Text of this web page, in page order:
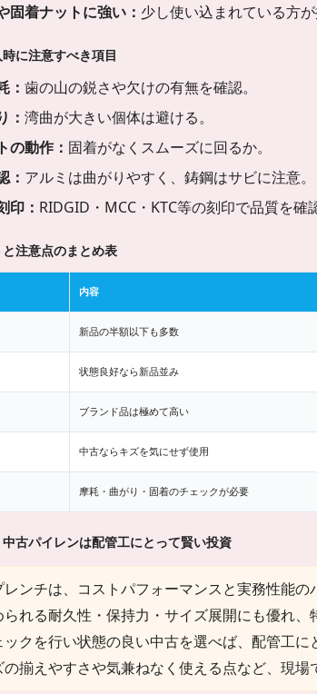
固着ナットに強い： 少し使い込まれている方
に注意すべき項目
：歯の山の鋭さや欠けの有無を確認。
：湾曲が大きい個体は避ける。
の動作： 固着がなくスムーズに回るか。
： アルミは曲がりやすく、鋳鋼はサビに注意。
印： RIDGID・MCC・KTC等の刻印で品質を確認
注意点のまとめ表
内容
新品の半額以下も多数
状態良好なら新品並み
ブランド品は極めて高い
中古ならキズを気にせず使用
摩耗・曲がり・固着のチェックが必要
古パイレンは配管工にとって賢い投資
ンチは、コストパフォーマンスと実務性能の
れる耐久性・保持力・サイズ展開にも優れ、
クを行い状態の良い中古を選べば、配管工に
揃えやすさや気兼ねなく使える点など、現場